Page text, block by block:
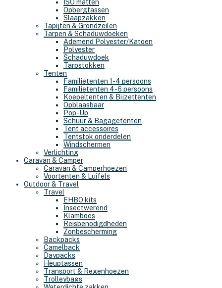
ISO matten
Opbergtassen
Slaapzakken
Tapijten & Grondzeilen
Tarpen & Schaduwdoeken
Ademend Polyester/Katoen
Polyester
Schaduwdoek
Tarpstokken
Tenten
Familietenten 1-4 persoons
Familietenten 4-6 persoons
Koepeltenten & Bijzettenten
Opblaasbaar
Pop-Up
Schuur & Bagagetenten
Tent accessoires
Tentstok onderdelen
Windschermen
Verlichting
Caravan & Camper
Caravan & Camperhoezen
Voortenten & Luifels
Outdoor & Travel
Travel
EHBO kits
Insectwerend
Klamboes
Reisbenodigdheden
Zonbescherming
Backpacks
Camelback
Daypacks
Heuptassen
Transport & Regenhoezen
Trolleybags